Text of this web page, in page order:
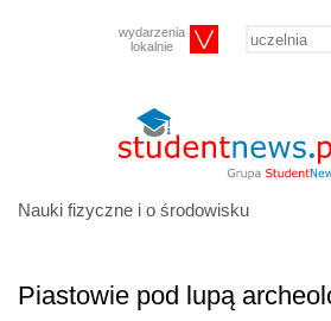
wydarzenia
lokalnie
Nauki fizyczne i o środowisku
Piastowie pod lupą